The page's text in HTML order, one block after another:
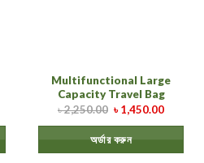
Multifunctional Large
Capacity Travel Bag
৳2,250.00 ৳1,450.00
অর্ডার করুন